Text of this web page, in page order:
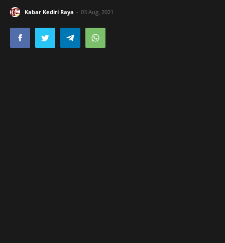
Kabar Kediri Raya 03 Aug, 2021